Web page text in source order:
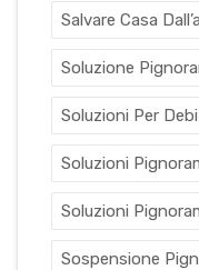
Salvare Casa
Soluzione
Soluzioni Per
Soluzioni
Soluzioni
Sospensione